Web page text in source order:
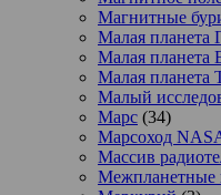
Магнитные
Малая планета
Малая планета
Малая планета
Малый
Марс (34)
Марсоход
Массив
Межпланетные